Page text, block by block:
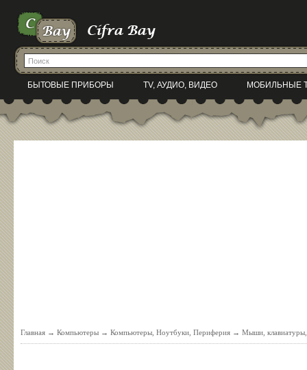
БЫТОВЫЕ ПРИБОРЫ TV, АУДИО, ВИДЕО МОБИЛЬНЫЕ
Главная → Компьютеры → Компьютеры, Ноутбуки, Периферия → Мыши, клавиатуры,